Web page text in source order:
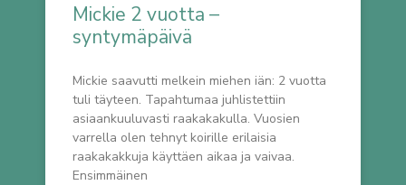
Mickie 2 vuotta –
syntymäpäivä
Mickie saavutti melkein miehen iän: 2 vuotta
tuli täyteen. Tapahtumaa juhlistettiin
asiaankuuluvasti raakakakulla. Vuosien
varrella olen tehnyt koirille erilaisia
raakakakkuja käyttäen aikaa ja vaivaa.
Ensimmäinen